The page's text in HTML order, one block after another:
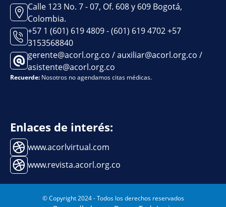
Calle 123 No. 7 - 07, Of. 608 y 609 Bogotá,
Colombia.
+57 1 (601) 619 4809 - (601) 619 4702 +57
3153568840
gerente@acorl.org.co / auxiliar@acorl.org.co /
asistente@acorl.org.co
Recuerde: Nosotros no agendamos citas médicas.
Enlaces de interés:
www.acorlvirtual.com
www.revista.acorl.org.co
© Copyright 2024 - Todos los derechos reservados